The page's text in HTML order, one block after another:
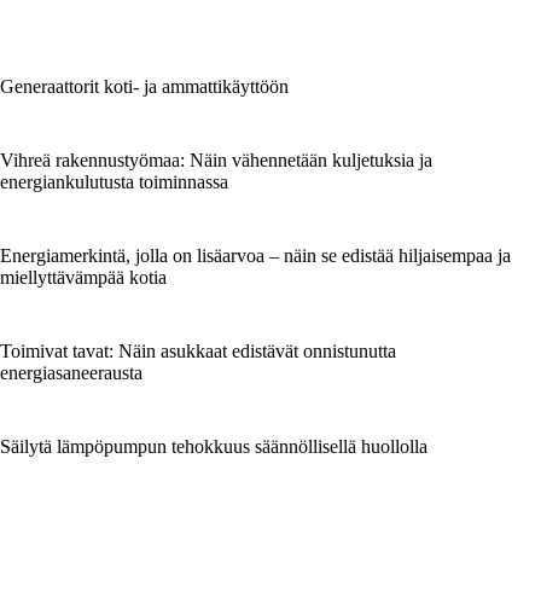
Generaattorit koti- ja ammattikäyttöön
Vihreä rakennustyömaa: Näin vähennetään kuljetuksia ja
energiankulutusta toiminnassa
Energiamerkintä, jolla on lisäarvoa – näin se edistää hiljaisempaa ja
miellyttävämpää kotia
Toimivat tavat: Näin asukkaat edistävät onnistunutta
energiasaneerausta
Säilytä lämpöpumpun tehokkuus säännöllisellä huollolla